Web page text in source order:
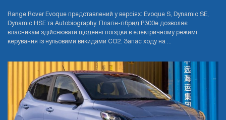
Range Rover Evoque представлений у версіях: Evoque S, Dynamic SE,
Dynamic HSE та Autobiography. Плагін-гібрид P300e дозволяє
власникам здійснювати щоденні поїздки в електричному режимі
керування із нульовими викидами CO2. Запас ходу на ...